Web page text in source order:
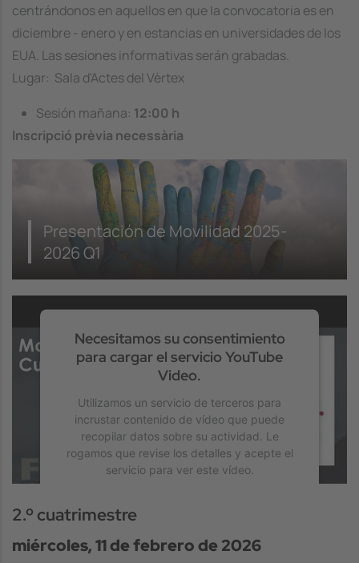
centrándonos en aquellos en que la convocatoria es en
diciembre - enero y en estancias en universidades de los
EUA. Las sesiones informativas serán grabadas.
Lugar: Sala d'Actes del Vèrtex
Sesión mañana: 12:00 h
Inscripció prèvia necessària
Presentación de Movilidad 2025-
2026 Q1
Necesitamos su consentimiento
para cargar el servicio YouTube
Video.
Utilizamos un servicio de terceros para
incrustar contenido de vídeo que puede
recopilar datos sobre su actividad. Le
rogamos que revise los detalles y acepte el
servicio para ver este vídeo.
Más información
Aceptar
2.º cuatrimestre
miércoles, 11 de febrero de 2026